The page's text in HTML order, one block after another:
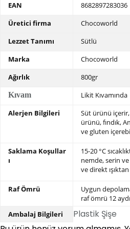
EAN
8682897283036
Üretici firma
Chocoworld
Lezzet Tanımı
Sütlü
Marka
Chocoworld
Ağırlık
800gr
Kıvam
Likit Kıvamında
Alerjen Bilgileri
Süt ürünü
ürünü,fındık,
ve gluten
Saklama Koşullar
ı
15-20 °C
nemde,serin
ve direkt
Raf Ömrü
Uygun
raf ömrü 12
Ambalaj Bilgileri
Plastik Şişe